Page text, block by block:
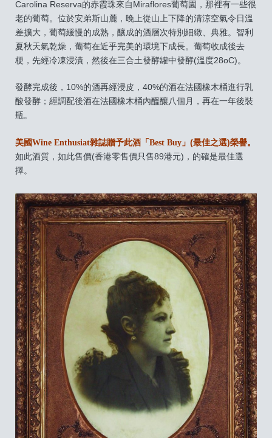
Carolina Reserva的赤霞珠來自Miraflores葡萄園，那裡有一些很
老的葡萄。位於安弟斯山麓，晚上從山上下降的清涼空氣令日溫
差擴大，葡萄緩慢的成熟，釀成的酒層次特別細緻、典雅。智利
夏秋天氣乾燥，葡萄在近乎完美的環境下成長。葡萄收成後去
梗，先經冷凍浸漬，然後在三合土發酵罐中發酵(溫度28oC)。
發酵完成後，10%的酒再經浸皮，40%的酒在法國橡木桶進行乳
酸發酵；經調配後酒在法國橡木桶內醞釀八個月，再在一年後裝
瓶。
美國Wine Enthusiat雜誌贈予此酒 「Best Buy」 (最佳之選)榮譽。
如此酒質，如此售價(香港零售價只售89港元)，的確是最佳選
擇。